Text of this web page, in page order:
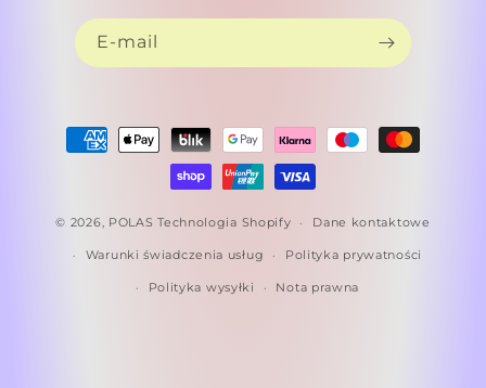
E-mail
Metody
płatności
© 2026, POLAS Technologia Shopify Dane kontaktowe
Warunki świadczenia usług Polityka prywatności
Polityka wysyłki Nota prawna